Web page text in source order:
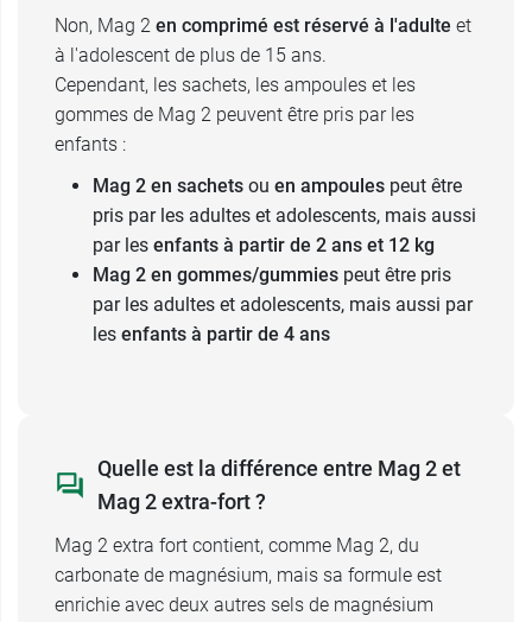
Non, Mag 2 en comprimé est réservé à l'adulte et
à l'adolescent de plus de 15 ans.
Cependant, les sachets, les ampoules et les
gommes de Mag 2 peuvent être pris par les
enfants :
Mag 2 en sachets ou en ampoules peut être
pris par les adultes et adolescents, mais aussi
par les enfants à partir de 2 ans et 12 kg
Mag 2 en gommes/gummies peut être pris
par les adultes et adolescents, mais aussi par
les enfants à partir de 4 ans
Quelle est la différence entre Mag 2 et
Mag 2 extra-fort ?
Mag 2 extra fort contient, comme Mag 2, du
carbonate de magnésium, mais sa formule est
enrichie avec deux autres sels de magnésium